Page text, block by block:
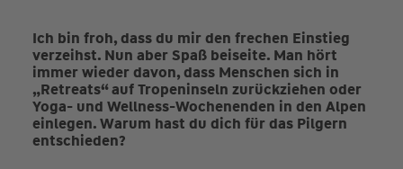
Ich bin froh, dass du mir den frechen Einstieg
verzeihst. Nun aber Spaß beiseite. Man hört
immer wieder davon, dass Menschen sich in
„Retreats“ auf Tropeninseln zurückziehen oder
Yoga- und Wellness-Wochenenden in den Alpen
einlegen. Warum hast du dich für das Pilgern
entschieden?